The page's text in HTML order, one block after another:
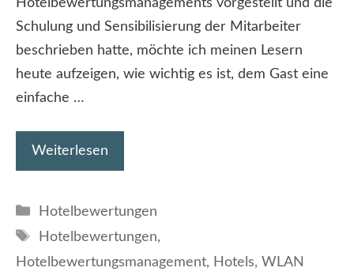
Schulung und Sensibilisierung der Mitarbeiter
beschrieben hatte, möchte ich meinen Lesern
heute aufzeigen, wie wichtig es ist, dem Gast eine
einfache …
Weiterlesen
Kategorien
Hotelbewertungen
Schlagwörter
Hotelbewertungen,
Hotelbewertungsmanagement, Hotels, WLAN